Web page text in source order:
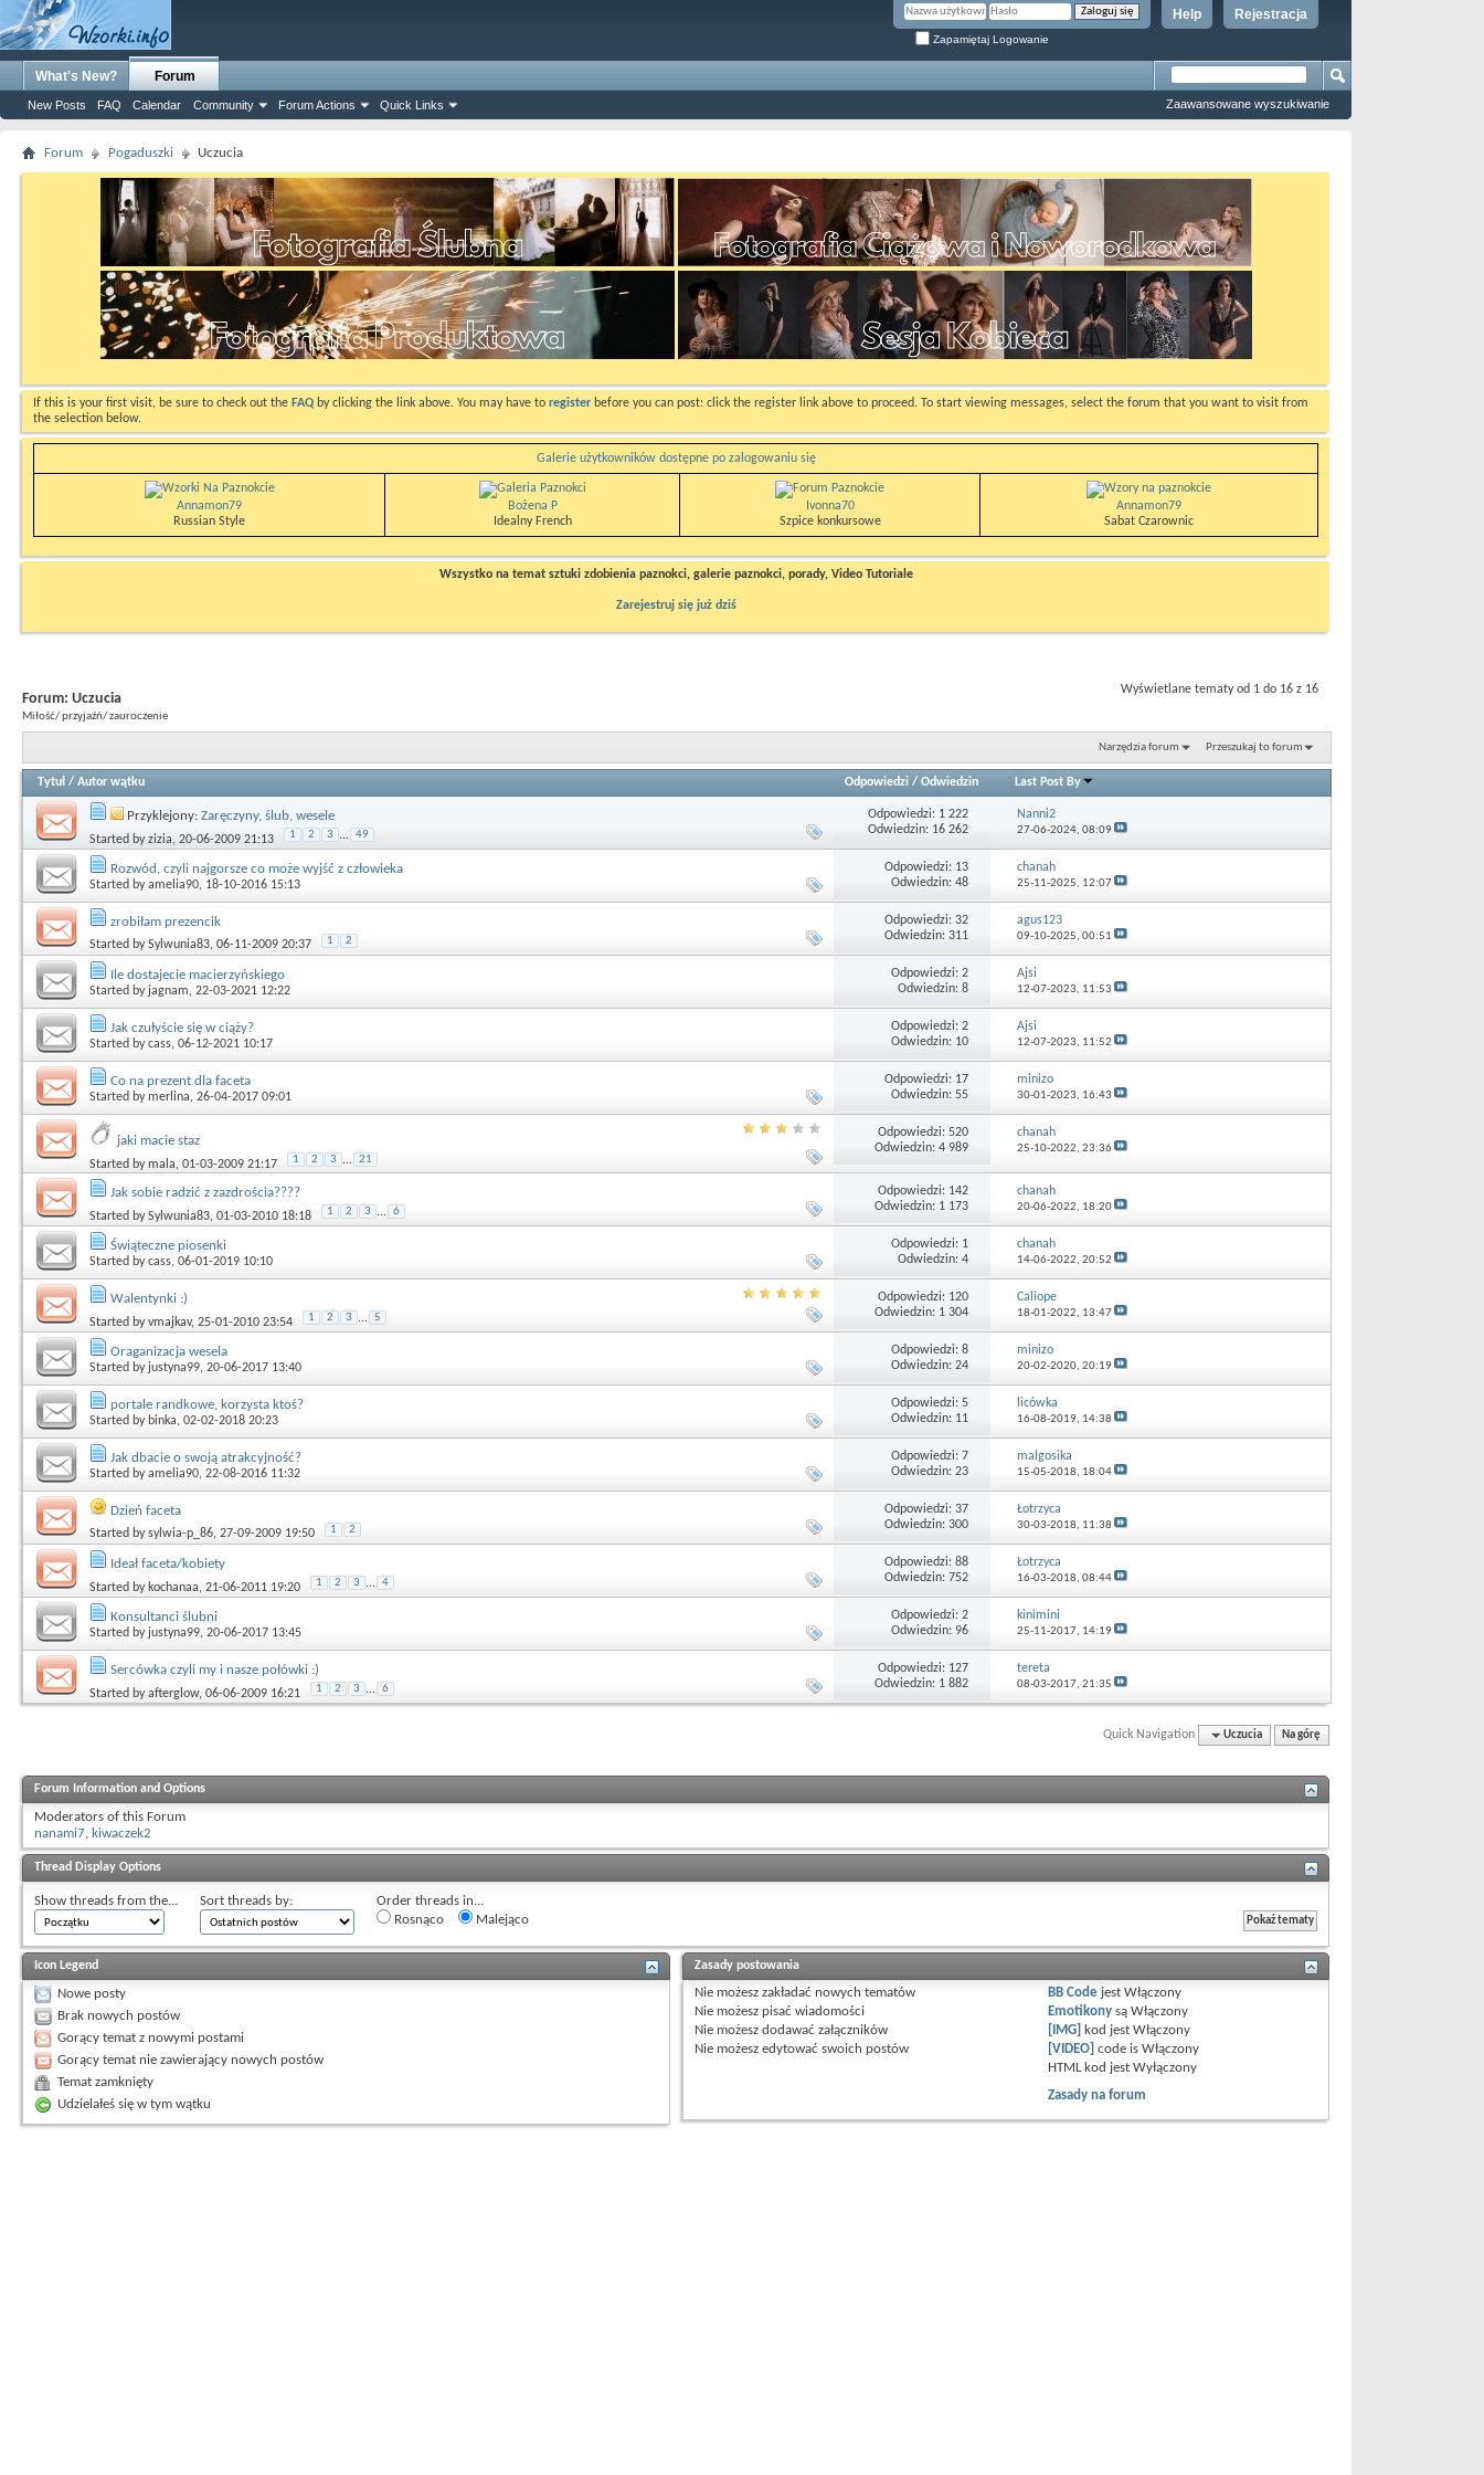
Rejestracja
Help
Zapamiętaj Logowanie
What's New? Forum
New Posts FAQ Calendar Community Forum Actions Quick Links Zaawansowane wyszukiwanie
Forum Pogaduszki Uczucia
If this is your first visit, be sure to check out the FAQ by clicking the link above. You may have to register before you can post: click the register link above to proceed. To start viewing messages, select the forum that you want to visit from
the selection below.
Galerie użytkowników dostępne po zalogowaniu się
Annamon79
Russian Style
Bożena P
Idealny French
Ivonna70
Szpice konkursowe
Annamon79
Sabat Czarownic
Wszystko na temat sztuki zdobienia paznokci, galerie paznokci, porady, Video Tutoriale
Zarejestruj się już dziś
Wyświetlane tematy od 1 do 16 z 16
Forum: Uczucia
Miłość/ przyjaźń/ zauroczenie
Narzędzia forum Przeszukaj to forum
Tytuł / Autor wątku Odpowiedzi/ Odwiedzin Last Post By
Przyklejony: Zaręczyny, ślub, wesele
Started byzizia, 20-06-2009 21:13 1 2 3 ... 49
Odpowiedzi: 1 222
Odwiedzin: 16 262
Nanni2
27-06-2024, 08:09
Rozwód, czyli najgorsze co może wyjść z człowieka
Started byamelia90, 18-10-2016 15:13
Odpowiedzi: 13
Odwiedzin: 48
chanah
25-11-2025, 12:07
zrobiłam prezencik
Started bySylwunia83, 06-11-2009 20:37 1 2
Odpowiedzi: 32
Odwiedzin: 311
agus123
09-10-2025, 00:51
Ile dostajecie macierzyńskiego
Started by jagnam, 22-03-2021 12:22
Odpowiedzi: 2
Odwiedzin: 8
Ajsi
12-07-2023, 11:53
Jak czułyście się w ciąży?
Started bycass, 06-12-2021 10:17
Odpowiedzi: 2
Odwiedzin: 10
Ajsi
12-07-2023, 11:52
Co na prezent dla faceta
Started bymerlina, 26-04-2017 09:01
Odpowiedzi: 17
Odwiedzin: 55
minizo
30-01-2023, 16:43
jaki macie staz
Started bymala, 01-03-2009 21:17 1 2 3 ... 21
Odpowiedzi: 520
Odwiedzin: 4 989
chanah
25-10-2022, 23:36
Jak sobie radzić z zazdrościa????
Started bySylwunia83, 01-03-2010 18:18 1 2 3 ... 6
Odpowiedzi: 142
Odwiedzin: 1 173
chanah
20-06-2022, 18:20
Świąteczne piosenki
Started bycass, 06-01-2019 10:10
Odpowiedzi: 1
Odwiedzin: 4
chanah
14-06-2022, 20:52
Walentynki :)
Started byvmajkav, 25-01-2010 23:54 1 2 3 ... 5
Odpowiedzi: 120
Odwiedzin: 1 304
Caliope
18-01-2022, 13:47
Oraganizacja wesela
Started by justyna99, 20-06-2017 13:40
Odpowiedzi: 8
Odwiedzin: 24
minizo
20-02-2020, 20:19
portale randkowe, korzysta ktoś?
Started by binka, 02-02-2018 20:23
Odpowiedzi: 5
Odwiedzin: 11
licówka
16-08-2019, 14:38
Jak dbacie o swoją atrakcyjność?
Started byamelia90, 22-08-2016 11:32
Odpowiedzi: 7
Odwiedzin: 23
malgosika
15-05-2018, 18:04
Dzień faceta
Started bysylwia-p_86, 27-09-2009 19:50 1 2
Odpowiedzi: 37
Odwiedzin: 300
Łotrzyca
30-03-2018, 11:38
Ideał faceta/kobiety
Started by kochanaa, 21-06-2011 19:20 1 2 3 ... 4
Odpowiedzi: 88
Odwiedzin: 752
Łotrzyca
16-03-2018, 08:44
Konsultanci ślubni
Started by justyna99, 20-06-2017 13:45
Odpowiedzi: 2
Odwiedzin: 96
kinimini
25-11-2017, 14:19
Sercówka czyli my i nasze połówki :)
Started byafterglow, 06-06-2009 16:21 1 2 3 ... 6
Odpowiedzi: 127
Odwiedzin: 1 882
tereta
08-03-2017, 21:35
Quick Navigation Uczucia Na górę
Forum Information and Options
Moderators of this Forum
nanami7, kiwaczek2
Thread Display Options
Show threads from the... Sort threads by:
Order threads in...
Rosnąco
Malejąco
Icon Legend
Nowe posty
Brak nowych postów
Gorący temat z nowymi postami
Gorący temat nie zawierający nowych postów
Temat zamknięty
Udzielałeś się w tym wątku
Zasady postowania
Nie możeszzakładać nowych tematów
Nie możeszpisać wiadomości
Nie możeszdodawać załączników
Nie możeszedytować swoich postów
BB Code jestWłączony
Emotikony sąWłączony
[IMG] kod jestWłączony
[VIDEO] code isWłączony
HTML kod jestWyłączony
Zasady na forum